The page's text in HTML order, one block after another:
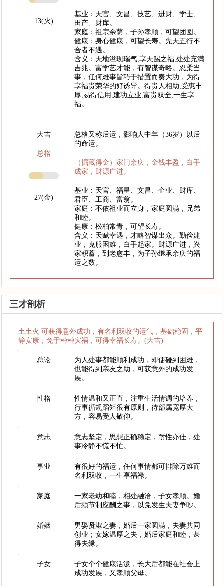
13(火)
基业：天官、文昌、技艺、进财、学士、
田产、财库。
家庭：祖宗余荫，子孙孝顺，可望团圆。
健康：身心健康，可望长寿。先天五行不
合者不遇。
含义：天地溢现瑞气,享天赐之福,处处充满
吉兆。富学艺才能，有智谋奇略。忍柔当
事，任何难事皆巧于措置而奏大功，为得
享福贵荣华的好诱导。得贵人相助,受惠丰
厚,易得信用,建功立业,富贵双全,一生享
福。
大吉
总格
27(金)
总格又称后运，影响人中年（36岁）以后
的命运。
（掘藏得金）家门余庆，金钱丰盈，白手
成家，财源广进。
基业：天官、福星、文昌、企业、财库、
君臣、工商、富翁。
家庭：不依祖业而立身，家庭圆满，兄弟
和睦。
健康：松柏常青，可望长寿。
含义：天赋幸遇，才略智谋出众。勤俭建
业，克服困难，白手起家。财源广进，兴
家积蓄，到老愈丰，为子孙继承余庆的福
运之数。
三才剖析
土土火 可获得意外成功，有名利双收的运气，基础稳固，平
静安康，免于种种灾祸，可得幸福长寿。(大吉)
总论
为人处事都能顺利成功，即使碰到困难，
也能得到亲友之助，可获意外的成功发
展。
性格
性情温和又正直，注重生活情调的培养，
行事循规蹈矩很有原则，待部属宽厚大
方，容易受人敬仰。
意志
意志坚定，思想正确稳定，耐性亦佳，处
事冷静不慌不忙。
事业
有很好的福运，任何事情都可排除万难而
名利双收，一生享福禄。
家庭
一家老幼和睦，相处融洽，子女孝顺。婚
后须节制应酬之事，以免发生夫妻争吵。
婚姻
男娶贤淑之妻，婚后一家圆满，夫妻共同
创业；女嫁温厚之夫，婚后家庭和睦，甚
得夫缘。
子女
子女个个健康活泼，长大后都能在社会上
成功发展，又孝顺父母。